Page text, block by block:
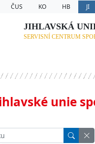
ČUS KO HB JI
JIHLAVSKÁ
SERVISNÍ CENTRUM
unie